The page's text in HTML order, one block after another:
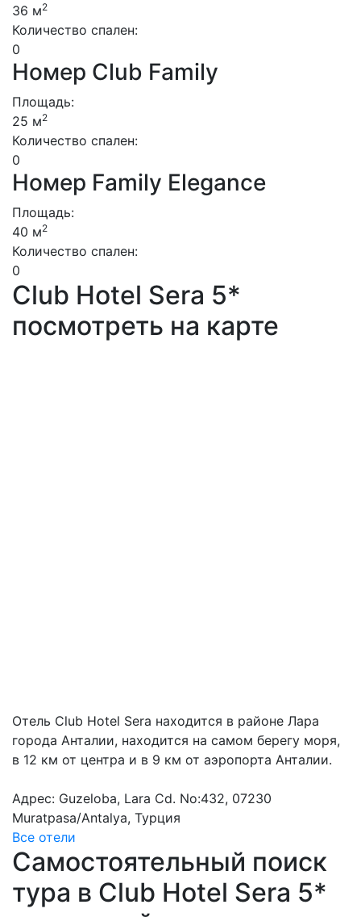
36 м2
Количество спален:
0
Номер Club Family
Площадь:
25 м2
Количество спален:
0
Номер Family Elegance
Площадь:
40 м2
Количество спален:
0
Club Hotel Sera 5*
посмотреть на карте
Отель Club Hotel Sera находится в районе Лара
города Анталии, находится на самом берегу моря,
в 12 км от центра и в 9 км от аэропорта Анталии.
Адрес: Guzeloba, Lara Cd. No:432, 07230
Muratpasa/Antalya, Турция
Все отели
Самостоятельный поиск
тура в Club Hotel Sera 5*